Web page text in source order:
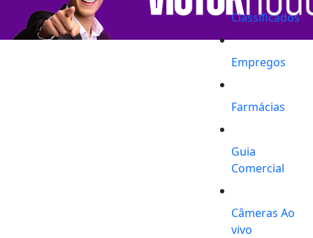
Classificados
Empregos
Farmácias
Guia
Comercial
Câmeras Ao
vivo